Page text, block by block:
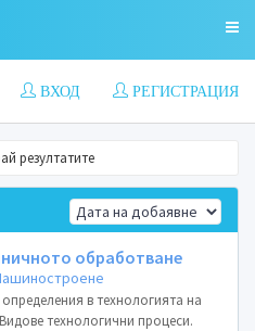
РЕГИСТРАЦИЯ
ВХОД
резултатите
обработване
в технологията на
технологични процеси.